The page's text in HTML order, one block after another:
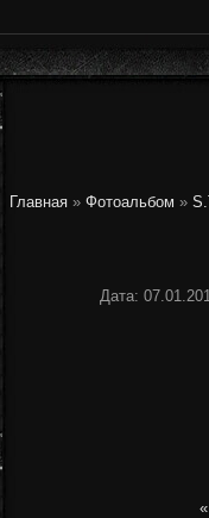
Главная » Фотоальбом »
Дата: